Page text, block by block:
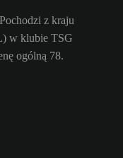
z kraju
w klubie TSG
ogólną 78.